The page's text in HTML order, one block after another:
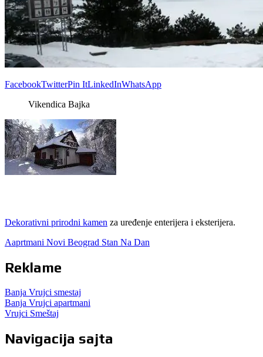
FacebookTwitterPin ItLinkedInWhatsApp
Vikendica Bajka
Dekorativni prirodni kamen za uređenje enterijera i eksterijera.
Aaprtmani Novi Beograd Stan Na Dan
Reklame
Banja Vrujci smestaj
Banja Vrujci apartmani
Vrujci Smeštaj
Navigacija sajta